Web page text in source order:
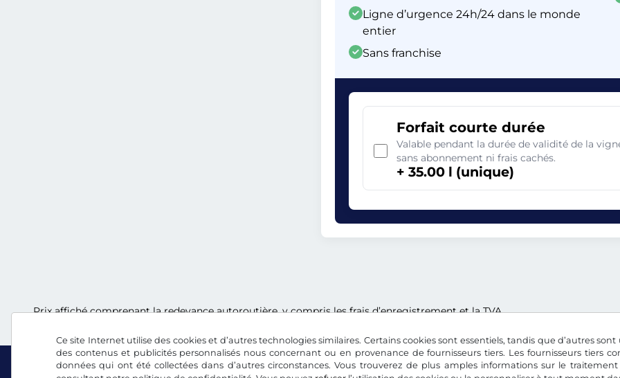
Ce site Internet utilise des cookies et d’autres technologies similaires. Certains cookies sont essentiels, tandis que d’autres
des contenus et publicités personnalisés nous concernant ou en provenance de fournisseurs tiers. Les fournisseurs tiers
données qui ont été collectées dans d’autres circonstances. Vous trouverez de plus amples informations sur le
Ligne d’urgence 24h/24 dans le monde
entier
Sans franchise
Forfait courte durée
Valable pendant la durée de validité de la
sans abonnement ni frais cachés.
+ 35.00 l (unique)
Prix affiché comprenant la redevance autoroutière, y compris les frais d’enregistrement et la TVA.